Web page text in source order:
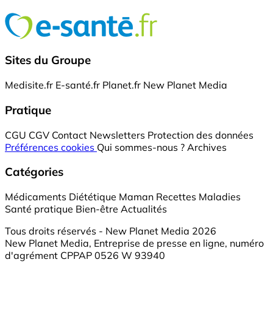
Sites du Groupe
Medisite.fr E-santé.fr Planet.fr New Planet Media
Pratique
CGU CGV Contact Newsletters Protection des données
Préférences cookies Qui sommes-nous ? Archives
Catégories
Médicaments Diététique Maman Recettes Maladies
Santé pratique Bien-être Actualités
Tous droits réservés - New Planet Media 2026
New Planet Media, Entreprise de presse en ligne, numéro
d'agrément CPPAP 0526 W 93940